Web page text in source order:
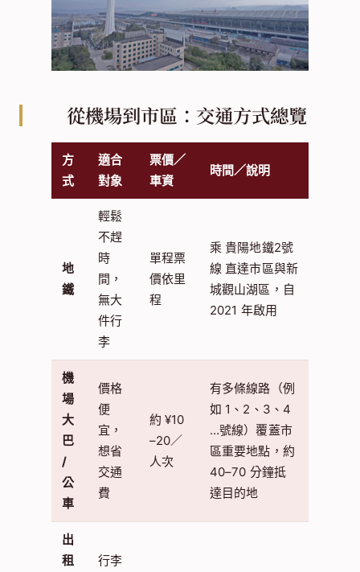
從機場到市區：交通方式總覽
方
式
適合
對象
票價／
車資
時間／說明
地
鐵
輕鬆
不趕
時
間，
無大
件行
李
單程票
價依里
程
乘 貴陽地鐵2號
線 直達市區與新
城觀山湖區，自
2021 年啟用
機
場
大
巴
/
公
車
價格
便
宜，
想省
交通
費
約 ¥10
–20／
人次
有多條線路（例
如 1、2、3、4
…號線）覆蓋市
區重要地點，約
40–70 分鐘抵
達目的地
出
租
行李